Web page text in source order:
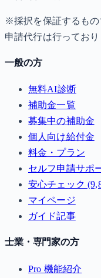
※採択を保証するもの
申請代行は行っており
一般の方
無料AI診断
補助金一覧
募集中の補助金
個人向け給付金
料金・プラン
セルフ申請サポ
安心チェック
マイページ
ガイド記事
士業・専門家の方
Pro 機能紹介